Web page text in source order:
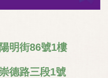
明街86號1樓
德路三段1號